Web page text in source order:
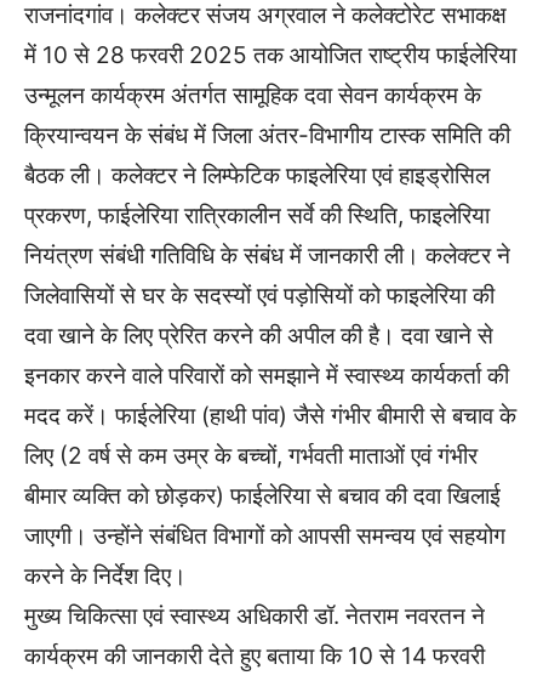
राजनांदगांव। कलेक्टर संजय अग्रवाल ने कलेक्टोरेट सभाकक्ष
में 10 से 28 फरवरी 2025 तक आयोजित राष्ट्रीय फाईलेरिया
उन्मूलन कार्यक्रम अंतर्गत सामूहिक दवा सेवन कार्यक्रम के
क्रियान्वयन के संबंध में जिला अंतर-विभागीय टास्क समिति की
बैठक ली। कलेक्टर ने लिम्फेटिक फाइलेरिया एवं हाइड्रोसिल
प्रकरण, फाईलेरिया रात्रिकालीन सर्वे की स्थिति, फाइलेरिया
नियंत्रण संबंधी गतिविधि के संबंध में जानकारी ली। कलेक्टर ने
जिलेवासियों से घर के सदस्यों एवं पड़ोसियों को फाइलेरिया की
दवा खाने के लिए प्रेरित करने की अपील की है। दवा खाने से
इनकार करने वाले परिवारों को समझाने में स्वास्थ्य कार्यकर्ता की
मदद करें। फाईलेरिया (हाथी पांव) जैसे गंभीर बीमारी से बचाव के
लिए (2 वर्ष से कम उम्र के बच्चों, गर्भवती माताओं एवं गंभीर
बीमार व्यक्ति को छोड़कर) फाईलेरिया से बचाव की दवा खिलाई
जाएगी। उन्होंने संबंधित विभागों को आपसी समन्वय एवं सहयोग
करने के निर्देश दिए।
मुख्य चिकित्सा एवं स्वास्थ्य अधिकारी डॉ. नेतराम नवरतन ने
कार्यक्रम की जानकारी देते हुए बताया कि 10 से 14 फरवरी